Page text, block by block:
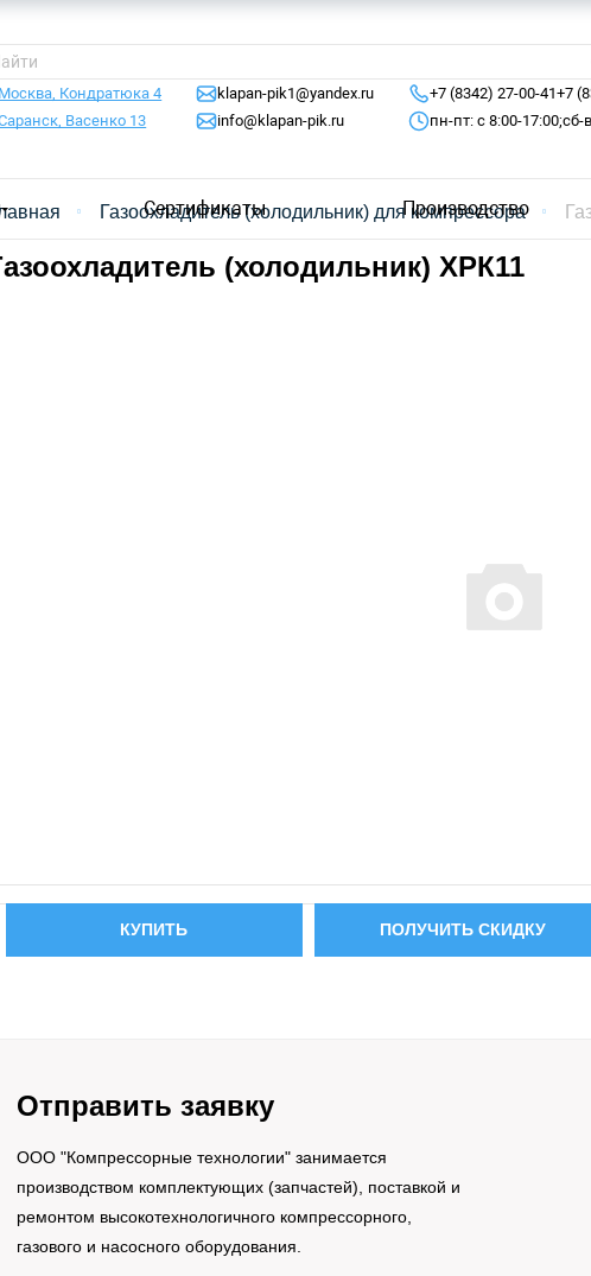
Москва, Кондратюка 4
Васенко 13
klapan-pik1@yandex.ru
info@klapan-pik.ru
+7 (8342) 27-00-41+7
пн-пт: с 8:00-17:00;сб-
Сертификаты Производство
Газоохладитель (холодильник) для компрессора
(холодильник) ХРК11
КУПИТЬ ПОЛУЧИТЬ СКИДКУ
Отправить заявку
OOO "Компрессорные технологии" занимается
производством комплектующих (запчастей), поставкой и
ремонтом высокотехнологичного компрессорного,
газового и насосного оборудования.